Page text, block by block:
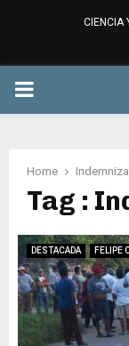
CIENCIA
PRIMARY
Home
Tag :
DESTACADA FELIPE